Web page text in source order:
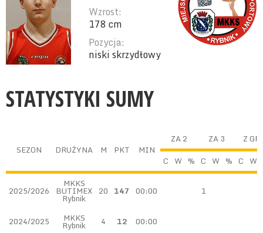
Wzrost:
178 cm
Pozycja:
niski skrzydłowy
STATYSTYKI SUMY
SEZON DRUŻYNA M PKT MIN
ZA 2 ZA 3
Z
C W % C W % C W
2025/2026
MKKS
BUTIMEX
Rybnik
20 147 00:00 1
2024/2025 MKKS
Rybnik 4 12 00:00